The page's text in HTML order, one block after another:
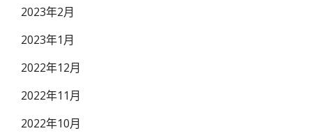
2023年2月
2023年1月
2022年12月
2022年11月
2022年10月